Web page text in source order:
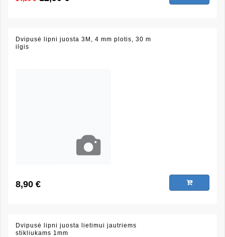
Dvipusė lipni juosta 3M, 4 mm plotis, 30 m
ilgis
8,90 €
Dvipusė lipni juosta lietimui jautriems
stikliukams 1mm